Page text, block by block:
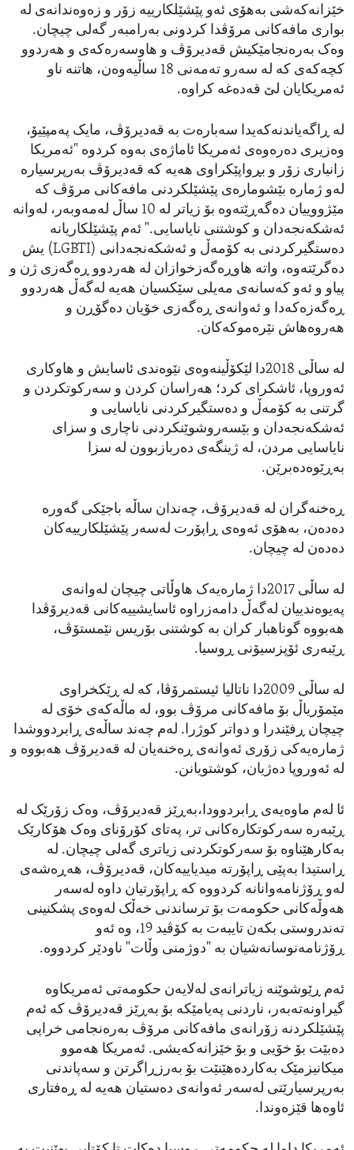
خێزانەکەشی بەهۆی ئەو پێشێلکارییە زۆر و زەوەندانەی لە
بواری مافەکانی مرۆڤدا کردونی بەرامبەر گەلی چیچان.
وەک بەرەنجامێکیش قەدیرۆڤ و هاوسەرەکەی و هەردوو
کچەکەی کە لە سەرو تەمەنی 18 ساڵیەوەن، هاتنە ناو
ئەمریکایان لێ قەدەغە کراوە.
لە ڕاگەیاندنەکەیدا سەبارەت بە قەدیرۆڤ، مایک پەمپێیۆ،
وەزیری دەرەوەی ئەمریکا ئاماژەی بەوە کردوە "ئەمریکا
زانیاری زۆر و بڕواپێکراوی هەیە کە قەدیرۆڤ بەرپرسیارە
لەو ژمارە بێشومارەی پێشێلکردنی مافەکانی مرۆڤ کە
مێژووییان دەگەڕێتەوە بۆ زیاتر لە 10 ساڵ لەمەوبەر، لەوانە
ئەشکەنجەدان و کوشتنی نایاسایی." ئەم پێشێلکاریانە
دەستگیرکردنی بە کۆمەڵ و ئەشکەنجەدانی (LGBTI) یش
دەگرێتەوە، واتە هاوڕەگەزخوازان لە هەردوو ڕەگەزی ژن و
پیاو و ئەو کەسانەی مەیلی سێکسیان هەیە لەگەڵ هەردوو
ڕەگەزەکەدا و ئەوانەی ڕەگەزی خۆیان دەگۆڕن و
هەروەهاش نێرەموکەکان.
لە ساڵی 2018دا لێکۆڵینەوەی نێوەندی ئاسایش و هاوکاری
ئەوروپا، ئاشکرای کرد؛ هەراسان کردن و سەرکوتکردن و
گرتنی بە کۆمەڵ و دەستگیرکردنی نایاسایی و
ئەشکەنجەدان و بێسەروشوێنکردنی ناچاری و سزای
نایاسایی مردن، لە ژینگەی دەربازبوون لە سزا
بەڕێوەدەبرێن.
ڕەخنەگران لە قەدیرۆڤ، چەندان ساڵە باجێکی گەورە
دەدەن، بەهۆی ئەوەی ڕاپۆرت لەسەر پێشێلکارییەکان
دەدەن لە چیچان.
لە ساڵی 2017دا ژمارەیەک هاوڵاتی چیچان لەوانەی
پەیوەندییان لەگەڵ دامەزراوە ئاسایشییەکانی قەدیرۆڤدا
هەبووە گوناهبار کران بە کوشتنی بۆریس نێمستۆڤ،
ڕێبەری ئۆپزسیۆنی ڕوسیا.
لە ساڵی 2009دا ناتالیا ئیستمرۆڤا، کە لە ڕێکخراوی
مێمۆریاڵ بۆ مافەکانی مرۆڤ بوو، لە ماڵەکەی خۆی لە
چیچان ڕفێندرا و دواتر کوژرا. لەم چەند ساڵەی ڕابردووشدا
ژمارەیەکی زۆری ئەوانەی ڕەخنەیان لە قەدیرۆڤ هەبووە و
لە ئەوروپا دەژیان، کوشتویانن.
ئا لەم ماوەیەی ڕابردوودا،بەڕێز قەدیرۆڤ، وەک زۆرێک لە
ڕێبەرە سەرکوتکارەکانی تر، پەتای کۆرۆنای وەک هۆکارێک
بەکارهێناوە بۆ سەرکوتکردنی زیاتری گەلی چیچان. لە
ڕاستیدا بەپێی ڕاپۆرتە میدیاییەکان، قەدیرۆڤ، هەڕەشەی
لەو ڕۆژنامەوانانە کردووە کە ڕاپۆرتیان داوە لەسەر
هەوڵەکانی حکومەت بۆ ترساندنی خەڵک لەوەی پشکنینی
تەندروستی بکەن تایبەت بە کۆڤید 19، وە ئەو
ڕۆژنامەنوسانەشیان بە "دوژمنی وڵات" ناودێر کردووە.
ئەم ڕێوشوێنە زیاترانەی لەلایەن حکومەتی ئەمریکاوە
گیراونەتەبەر، ناردنی پەیامێکە بۆ بەڕێز قەدیرۆڤ کە ئەم
پێشێلکردنە زۆرانەی مافەکانی مرۆڤ بەرەنجامی خراپی
دەبێت بۆ خۆیی و بۆ خێزانەکەیشی. ئەمریکا هەموو
میکانیزمێک بەکاردەهێنێت بۆ بەرزڕاگرتن و سەپاندنی
بەرپرسیارێتی لەسەر ئەوانەی دەستیان هەیە لە ڕەفتاری
ئاوەها قێزەوندا.